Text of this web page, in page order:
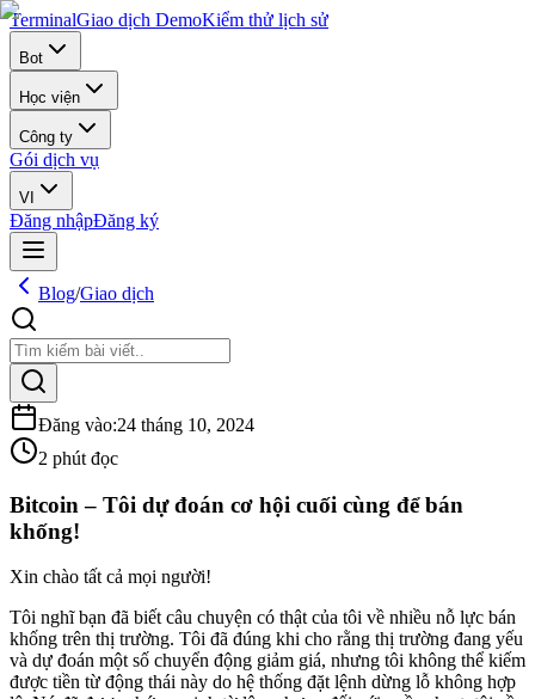
TerminalGiao dịch DemoKiểm thử lịch sử
Bot
Học viện
Công ty
Gói dịch vụ
VI
Đăng nhậpĐăng ký
Blog/Giao dịch
Đăng vào:24 tháng 10, 2024
2 phút đọc
Bitcoin – Tôi dự đoán cơ hội cuối cùng để bán
khống!
Xin chào tất cả mọi người!
Tôi nghĩ bạn đã biết câu chuyện có thật của tôi về nhiều nỗ lực bán
khống trên thị trường. Tôi đã đúng khi cho rằng thị trường đang yếu
và dự đoán một số chuyển động giảm giá, nhưng tôi không thể kiếm
được tiền từ động thái này do hệ thống đặt lệnh dừng lỗ không hợp